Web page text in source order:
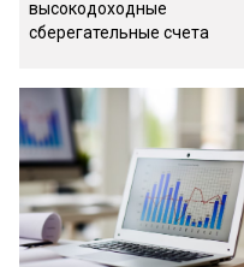
высокодоходные
сберегательные счета